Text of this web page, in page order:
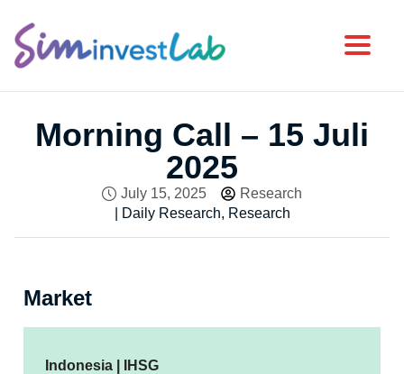
Morning Call – 15 Juli
2025
July 15, 2025
Research
Daily Research, Research
Market
Indonesia | IHSG